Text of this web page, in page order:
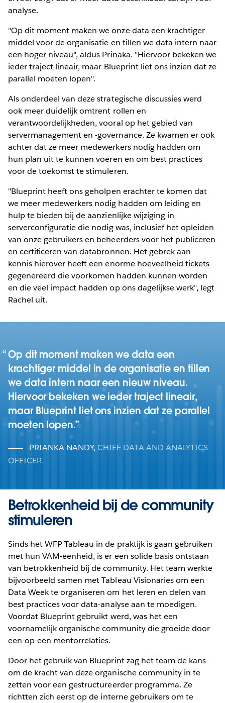
analyse.
"Op dit moment maken we onze data een krachtiger
middel voor de organisatie en tillen we data intern naar
een hoger niveau", aldus Prinaka. "Hiervoor bekeken we
ieder traject lineair, maar Blueprint liet ons inzien dat ze
parallel moeten lopen".
Als onderdeel van deze strategische discussies werd
ook meer duidelijk omtrent rollen en
verantwoordelijkheden, vooral op het gebied van
servermanagement en -governance. Ze kwamen er ook
achter dat ze meer medewerkers nodig hadden om
hun plan uit te kunnen voeren en om best practices
voor de toekomst te stimuleren.
"Blueprint heeft ons geholpen erachter te komen dat
we meer medewerkers nodig hadden om leiding en
hulp te bieden bij de aanzienlijke wijziging in
serverconfiguratie die nodig was, inclusief het opleiden
van onze gebruikers en beheerders voor het publiceren
en certificeren van databronnen. Het gebrek aan
kennis hierover heeft een enorme hoeveelheid tickets
gegenereerd die voorkomen hadden kunnen worden
en die veel impact hadden op ons dagelijkse werk", legt
Rachel uit.
Op dit moment maken we data een
krachtiger middel in de organisatie en tillen
we data intern naar een nieuw niveau.
Hiervoor bekeken we ieder traject lineair,
maar Blueprint liet ons inzien dat ze parallel
moeten lopen.
PRIANKA NANDY, CHIEF DATA AND ANALYTICS
OFFICER
Betrokkenheid bij de community
stimuleren
Sinds het WFP Tableau in de praktijk is gaan gebruiken
met hun VAM-eenheid, is er een solide basis ontstaan
van betrokkenheid bij de community. Het team werkte
bijvoorbeeld samen met Tableau Visionaries om een
Data Week te organiseren om het leren en delen van
best practices voor data-analyse aan te moedigen.
Voordat Blueprint gebruikt werd, was het een
voornamelijk organische community die groeide door
een-op-een mentorrelaties.
Door het gebruik van Blueprint zag het team de kans
om de kracht van deze organische community in te
zetten voor een gestructureerder programma. Ze
richtten zich eerst op de interne gebruikers om te